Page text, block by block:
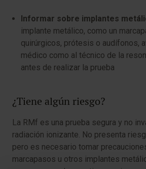
Informar sobre implantes
implante metálico, como un
quirúrgicos, prótesis o audífonos,
médico como al técnico de la
antes de realizar la prueba
¿Tiene algún riesgo?
La RMf es una prueba segura y no
radiación ionizante. No presenta
pero es necesario tomar
marcapasos u otros implantes